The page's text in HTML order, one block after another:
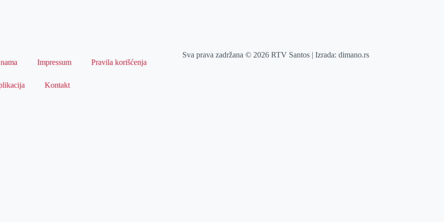
Impressum Pravila korišćenja
Kontakt
Sva prava zadržana © 2026 RTV Santos | Izrada:dimano.rs